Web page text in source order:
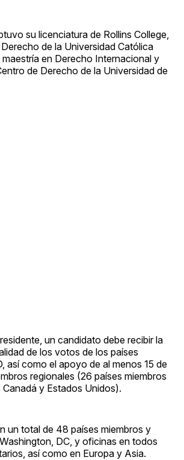
su licenciatura de Rollins College,
de la Universidad Católica
en Derecho Internacional y
de Derecho de la Universidad de
un candidato debe recibir la
de los votos de los países
así como el apoyo de al menos 15 de
regionales (26 países miembros
y Estados Unidos).
un total de 48 países miembros y
DC, y oficinas en todos
así como en Europa y Asia.